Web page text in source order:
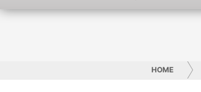
HOME